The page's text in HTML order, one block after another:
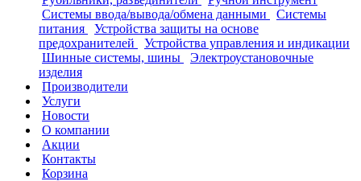
Системы ввода/вывода/обмена данными
Системы
питания
Устройства защиты на основе
предохранителей
Устройства управления и индикации
Шинные системы, шины
Электроустановочные
изделия
Производители
Услуги
Новости
О компании
Акции
Контакты
Корзина